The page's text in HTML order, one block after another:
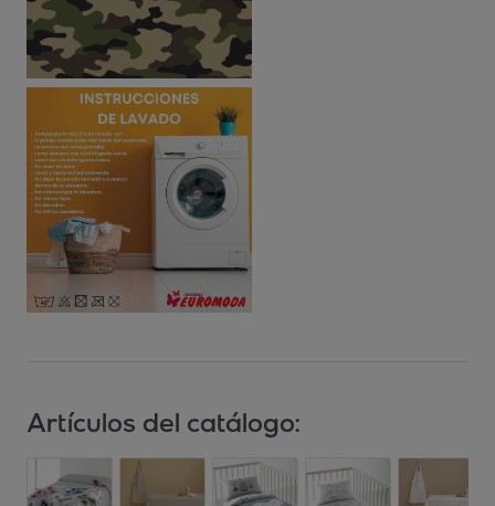
Artículos del catálogo: